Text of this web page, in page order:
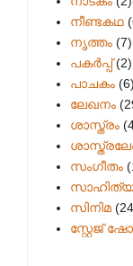
നീണ്ടകഥ
നൃത്തം (7)
പകര്‍പ്പ് (2)
പാചകം (6)
ലേഖനം
ശാസ്ത്രം
സംഗീതം
സിനിമ
സ്റ്റേജ്